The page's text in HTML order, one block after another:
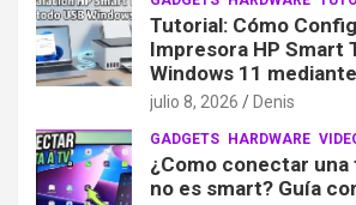
Tutorial: Cómo
Impresora HP Smart
Windows 11
julio 8, 2026 Denis
GADGETS HARDWARE
¿Como conectar una
no es smart? Guía